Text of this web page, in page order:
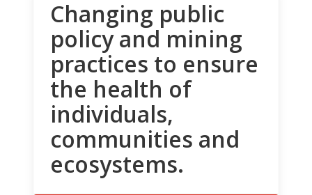
Changing public
policy and mining
practices to ensure
the health of
individuals,
communities and
ecosystems.